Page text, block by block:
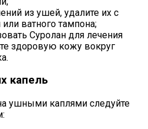
из ушей, удалите их с
ватного тампона;
Суролан для лечения
здоровую кожу вокруг
капель
ушными каплями следуйте